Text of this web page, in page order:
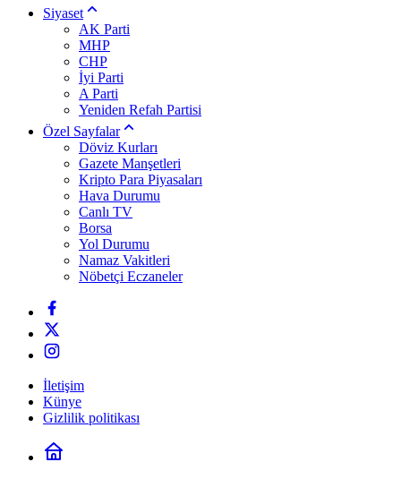
Siyaset
AK Parti
MHP
CHP
İyi Parti
A Parti
Yeniden Refah Partisi
Özel Sayfalar
Döviz Kurları
Gazete Manşetleri
Kripto Para Piyasaları
Hava Durumu
Canlı TV
Borsa
Yol Durumu
Namaz Vakitleri
Nöbetçi Eczaneler
İletişim
Künye
Gizlilik politikası